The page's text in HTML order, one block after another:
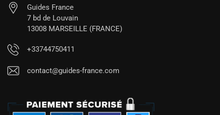
Guides France
7 bd de Louvain
13008 MARSEILLE (FRANCE)
+33744750411
contact@guides-france.com